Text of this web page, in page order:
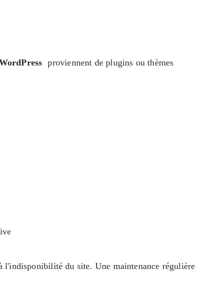
proviennent de plugins ou thèmes
l'indisponibilité du site. Une maintenance régulière